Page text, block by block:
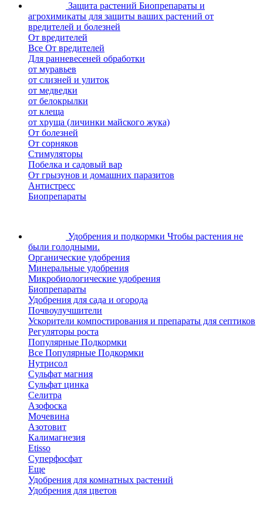
Защита растений Биопрепараты и
агрохимикаты для защиты ваших растений от
вредителей и болезней
От вредителей
Все От вредителей
Для ранневесеней обработки
от муравьев
от слизней и улиток
от медведки
от белокрылки
от клеща
от хруща (личинки майского жука)
От болезней
От сорняков
Стимуляторы
Побелка и садовый вар
От грызунов и домашних паразитов
Антистресс
Биопрепараты
Удобрения и подкормки Чтобы растения не
были голодными.
Органические удобрения
Минеральные удобрения
Микробиологические удобрения
Биопрепараты
Удобрения для сада и огорода
Почвоулучшители
Ускорители компостирования и препараты для септиков
Регуляторы роста
Популярные Подкормки
Все Популярные Подкормки
Нутрисол
Сульфат магния
Сульфат цинка
Селитра
Азофоска
Мочевина
Азотовит
Калимагнезия
Etisso
Суперфосфат
Еще
Удобрения для комнатных растений
Удобрения для цветов